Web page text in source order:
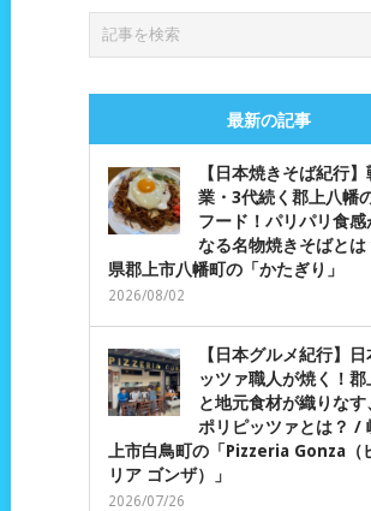
最新の記事
【日本焼きそば紀行】
業・3代続く郡上八幡
フード！パリパリ食感
なる名物焼きそばと
県郡上市八幡町の「かたぎり」
2026/08/02
【日本グルメ紀行】
ッツァ職人が焼く！
と地元食材が織りな
ポリピッツァとは？ /
上市白鳥町の「Pizzeria Gonza（
リア ゴンザ）」
2026/07/26